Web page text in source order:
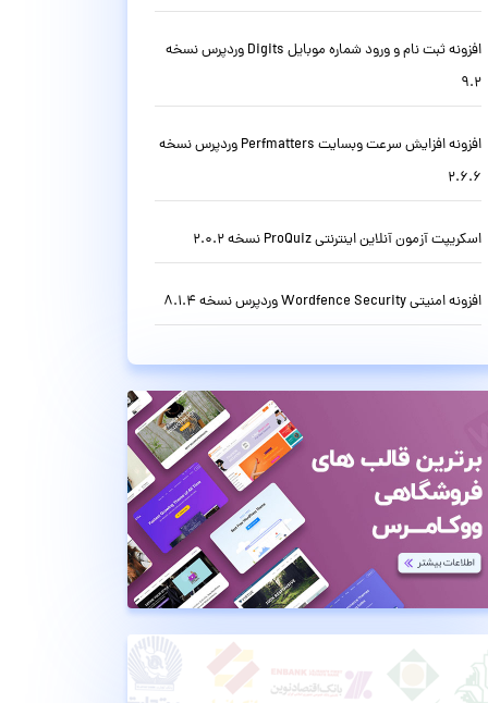
افزونه ثبت نام و ورود شماره موبایل Digits وردپرس نسخه
9.2
افزونه افزایش سرعت وبسایت Perfmatters وردپرس نسخه
2.6.6
اسکریپت آزمون آنلاین اینترنتی ProQuiz نسخه 2.0.2
افزونه امنیتی Wordfence Security وردپرس نسخه 8.1.4